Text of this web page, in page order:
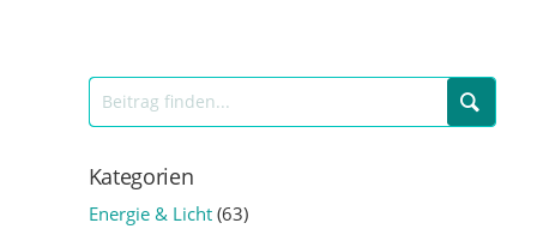
Kategorien
Energie & Licht(63)